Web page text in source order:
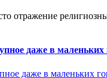
отражение
даже в маленьких